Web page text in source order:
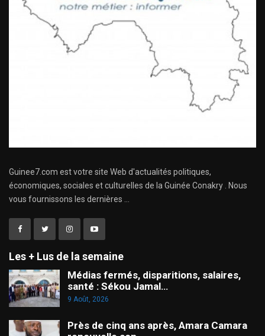
Guinee7.com est votre site Web d'actualités politiques,
économiques, sociales et culturelles de la Guinée Conakry . Nous
vous fournissons les dernières ...
Les + Lus de la semaine
Médias fermés, disparitions, salaires,
santé : Sékou Jamal…
9 Août, 2026
Près de cinq ans après, Amara Camara